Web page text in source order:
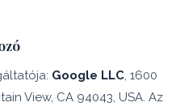
Google LLC, 1600
View, CA 94043, USA. Az